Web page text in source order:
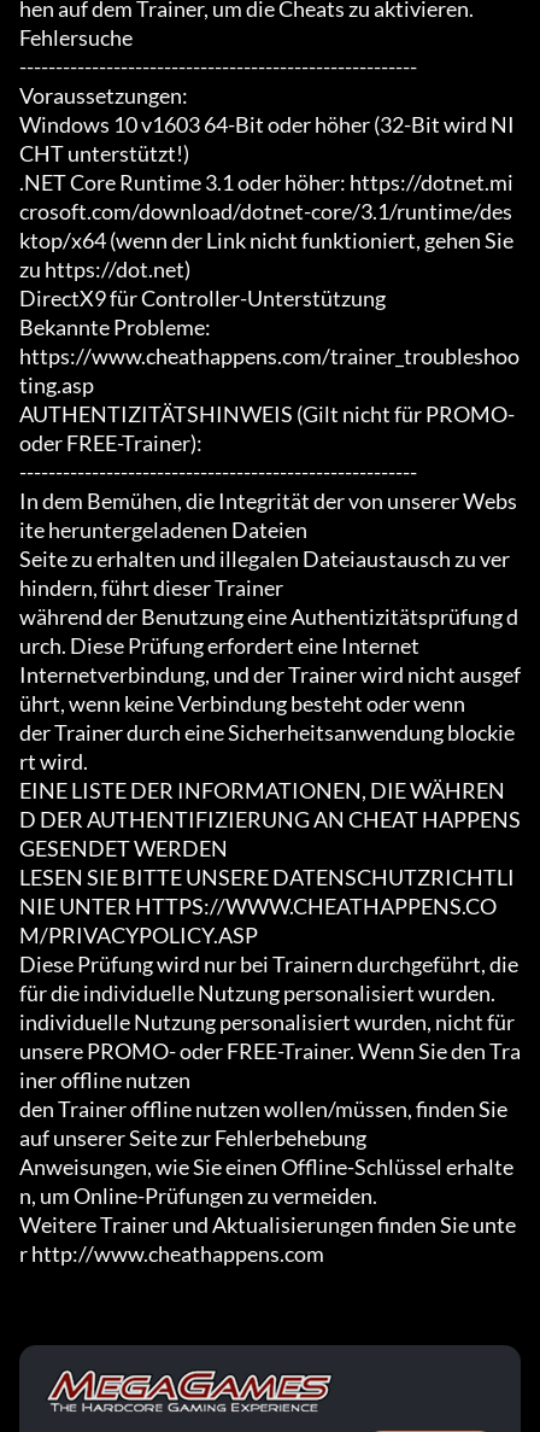
hen auf dem Trainer, um die Cheats zu aktivieren.
Fehlersuche
-------------------------------------------------------
Voraussetzungen:
Windows 10 v1603 64-Bit oder höher (32-Bit wird NI
CHT unterstützt!)
.NET Core Runtime 3.1 oder höher: https://dotnet.mi
crosoft.com/download/dotnet-core/3.1/runtime/des
ktop/x64 (wenn der Link nicht funktioniert, gehen Sie
zu https://dot.net)
DirectX9 für Controller-Unterstützung
Bekannte Probleme:
https://www.cheathappens.com/trainer_troubleshoo
ting.asp
AUTHENTIZITÄTSHINWEIS (Gilt nicht für PROMO-
oder FREE-Trainer):
-------------------------------------------------------
In dem Bemühen, die Integrität der von unserer Webs
ite heruntergeladenen Dateien
Seite zu erhalten und illegalen Dateiaustausch zu ver
hindern, führt dieser Trainer
während der Benutzung eine Authentizitätsprüfung d
urch. Diese Prüfung erfordert eine Internet
Internetverbindung, und der Trainer wird nicht ausgef
ührt, wenn keine Verbindung besteht oder wenn
der Trainer durch eine Sicherheitsanwendung blockie
rt wird.
EINE LISTE DER INFORMATIONEN, DIE WÄHREN
D DER AUTHENTIFIZIERUNG AN CHEAT HAPPENS
GESENDET WERDEN
LESEN SIE BITTE UNSERE DATENSCHUTZRICHTLI
NIE UNTER HTTPS://WWW.CHEATHAPPENS.CO
M/PRIVACYPOLICY.ASP
Diese Prüfung wird nur bei Trainern durchgeführt, die
für die individuelle Nutzung personalisiert wurden.
individuelle Nutzung personalisiert wurden, nicht für
unsere PROMO- oder FREE-Trainer. Wenn Sie den Tra
iner offline nutzen
den Trainer offline nutzen wollen/müssen, finden Sie
auf unserer Seite zur Fehlerbehebung
Anweisungen, wie Sie einen Offline-Schlüssel erhalte
n, um Online-Prüfungen zu vermeiden.
Weitere Trainer und Aktualisierungen finden Sie unte
r http://www.cheathappens.com